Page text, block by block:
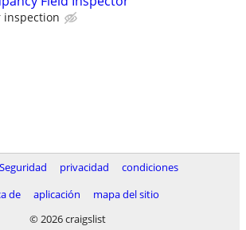
inspection
Seguridad privacidad
condiciones
de
aplicación
mapa del sitio
© 2026 craigslist